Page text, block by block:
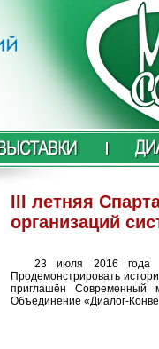
III летняя
организаций
23 июля 2016 года
Продемонстрировать
приглашён Современный
Объединение «Диалог-